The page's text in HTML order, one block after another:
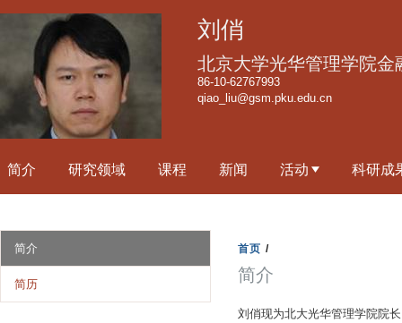
到
要
内
刘俏
北京大学光华管理学院金
86-10-62767993
qiao_liu@gsm.pku.edu.cn
简介 研究领域 课程 新闻 活动 科研成
首页 /
简介
刘俏现为北大光华管理学院院
简介
简历